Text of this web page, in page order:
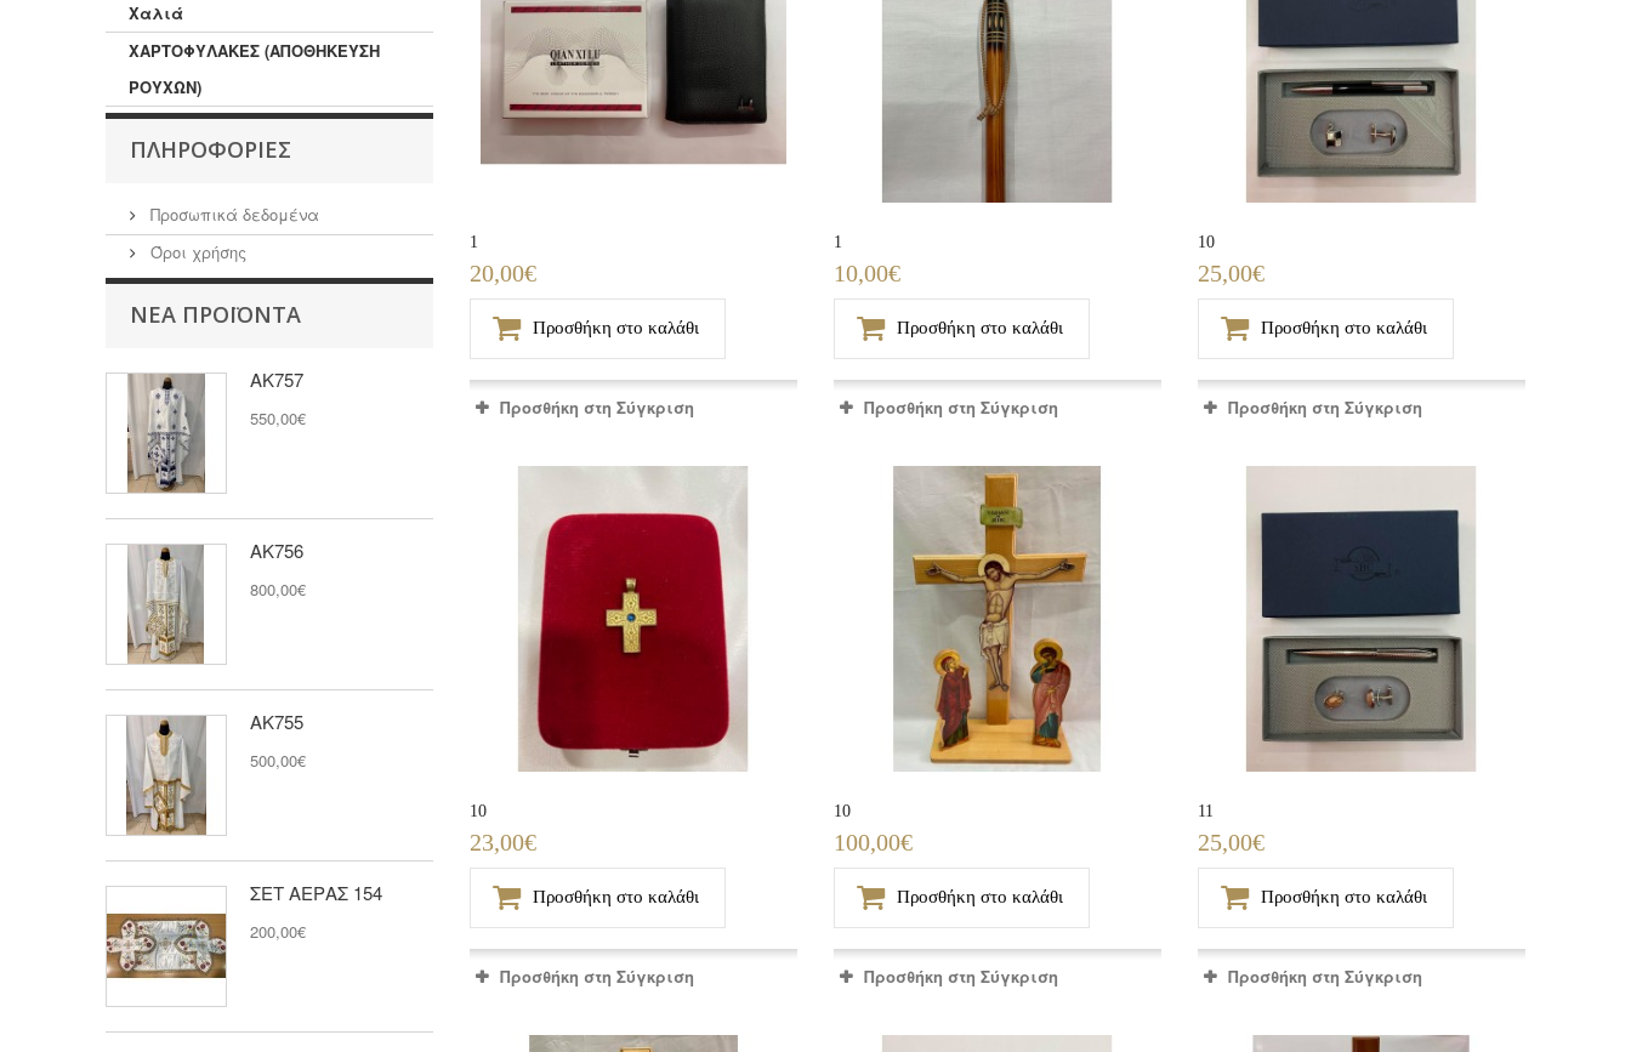
Χαλιά
ΧΑΡΤΟΦΥΛΑΚΕΣ (ΑΠΟΘΗΚΕΥΣΗ
ΡΟΥΧΩΝ)
ΠΛΗΡΟΦΟΡΊΕΣ
Προσωπικά δεδομένα
Όροι χρήσης
ΝΈΑ ΠΡΟΪΌΝΤΑ
ΑΚ757
550,00€
ΑΚ756
800,00€
ΑΚ755
500,00€
ΣΕΤ ΑΕΡΑΣ 154
200,00€
1
20,00€
Προσθήκη στο καλάθι
Προσθήκη στη Σύγκριση
1
10,00€
Προσθήκη στο καλάθι
Προσθήκη στη Σύγκριση
10
25,00€
Προσθήκη στο καλάθι
Προσθήκη στη Σύγκριση
10
23,00€
Προσθήκη στο καλάθι
Προσθήκη στη Σύγκριση
10
100,00€
Προσθήκη στο καλάθι
Προσθήκη στη Σύγκριση
11
25,00€
Προσθήκη στο καλάθι
Προσθήκη στη Σύγκριση